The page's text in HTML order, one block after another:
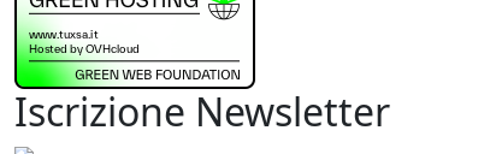
Iscrizione Newsletter